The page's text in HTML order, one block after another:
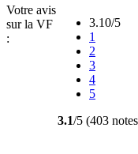
Votre avis
sur la VF
:
3.10/5
1
2
3
4
5
3.1/5 (403